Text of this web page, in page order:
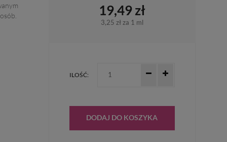
19,49 zł
3,25 złza 1 ml
ILOŚĆ:
DODAJ DO KOSZYKA